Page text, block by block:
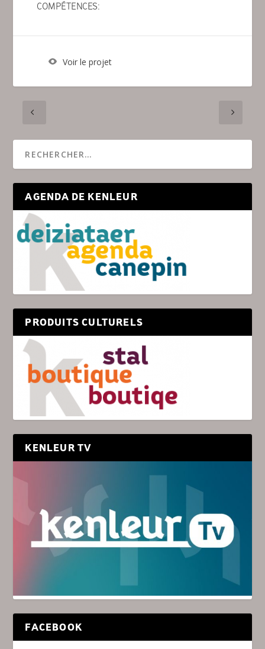
COMPÉTENCES:
Voir le projet
AGENDA DE KENLEUR
PRODUITS CULTURELS
KENLEUR TV
FACEBOOK